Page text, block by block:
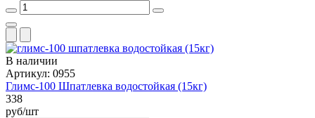
В наличии
Артикул: 0955
Глимс-100 Шпатлевка водостойкая (15кг)
338
руб/шт